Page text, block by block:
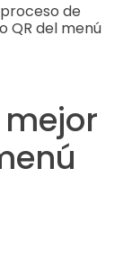
de
QR del menú
mejor